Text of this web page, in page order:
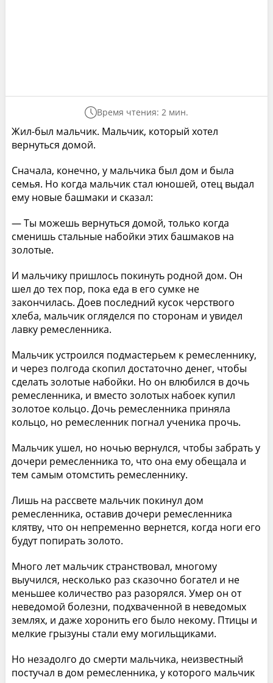
Время чтения: 2 мин.
Жил-был мальчик. Мальчик, который хотел
вернуться домой.
Сначала, конечно, у мальчика был дом и была
семья. Но когда мальчик стал юношей, отец выдал
ему новые башмаки и сказал:
— Ты можешь вернуться домой, только когда
сменишь стальные набойки этих башмаков на
золотые.
И мальчику пришлось покинуть родной дом. Он
шел до тех пор, пока еда в его сумке не
закончилась. Доев последний кусок черствого
хлеба, мальчик огляделся по сторонам и увидел
лавку ремесленника.
Мальчик устроился подмастерьем к ремесленнику,
и через полгода скопил достаточно денег, чтобы
сделать золотые набойки. Но он влюбился в дочь
ремесленника, и вместо золотых набоек купил
золотое кольцо. Дочь ремесленника приняла
кольцо, но ремесленник погнал ученика прочь.
Мальчик ушел, но ночью вернулся, чтобы забрать у
дочери ремесленника то, что она ему обещала и
тем самым отомстить ремесленнику.
Лишь на рассвете мальчик покинул дом
ремесленника, оставив дочери ремесленника
клятву, что он непременно вернется, когда ноги его
будут попирать золото.
Много лет мальчик странствовал, многому
выучился, несколько раз сказочно богател и не
меньшее количество раз разорялся. Умер он от
неведомой болезни, подхваченной в неведомых
землях, и даже хоронить его было некому. Птицы и
мелкие грызуны стали ему могильщиками.
Но незадолго до смерти мальчика, неизвестный
постучал в дом ремесленника, у которого мальчик